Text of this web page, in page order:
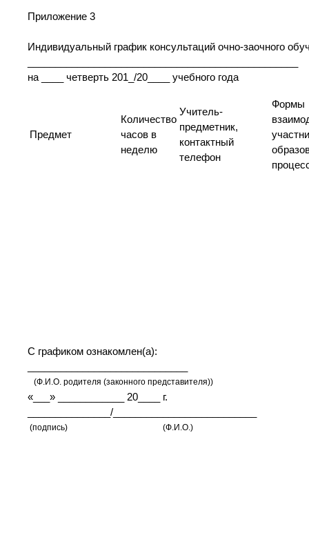
Приложение 3
Индивидуальный график консультаций очно-заочного
на ____ четверть 201_/20____ учебного года
Предмет
Количество
часов в
неделю
Учитель-
предметник,
контактный
телефон
Формы
С графиком ознакомлен(а):
(Ф.И.О. родителя (законного представителя))
«___» ____________ 20____ г.
_______________/__________________________
(подпись) (Ф.И.О.)